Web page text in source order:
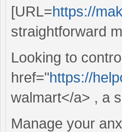
[URL=https://
straightforward
Looking to
href="https://
walmart</a> , a
Manage your